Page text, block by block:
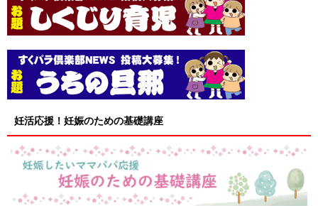
妊活応援！妊娠のための基礎講座